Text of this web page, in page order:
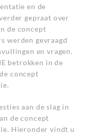
en de
gepraat over
de concept
werden gevraagd
en vragen.
betrokken in de
concept
aan de slag in
de concept
Hieronder vindt u